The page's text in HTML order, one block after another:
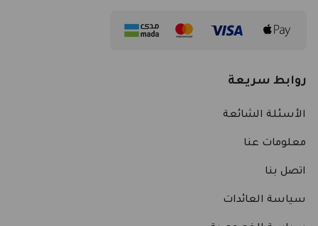
روابط سريعة
الأسئلة الشائعة
معلومات عنا
اتصل بنا
سياسة العائدات